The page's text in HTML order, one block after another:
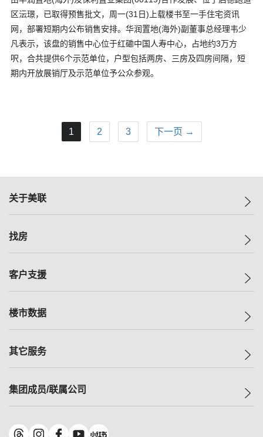
区沄璟，已取得预售批文，周一(31日)上载楼书至一手住宅资讯
网，部署短期内公布销售安排。华润置地(海外)副董事总经理韦少
凡表示，该盘的销售中心位于红磡中国人寿中心，占地约3万方
呎，合共提供6个示范单位，户型包括两房、三房及四房间隔，短
期内开放展销厅及示范单位予公众参观。
1 2 3 下一页 →
关于美联
美联集团
人才招募
找房
一手新房
减价
美联豪宅
独家楼盘
租房
客户支援
自助放盘
查询热线
按揭计算机
负担能力计算机
转按计算机
楼市数据
指数
历史成交
小区成交排行榜
其它服务
小区专页
集团成员/联属公司
美联物业